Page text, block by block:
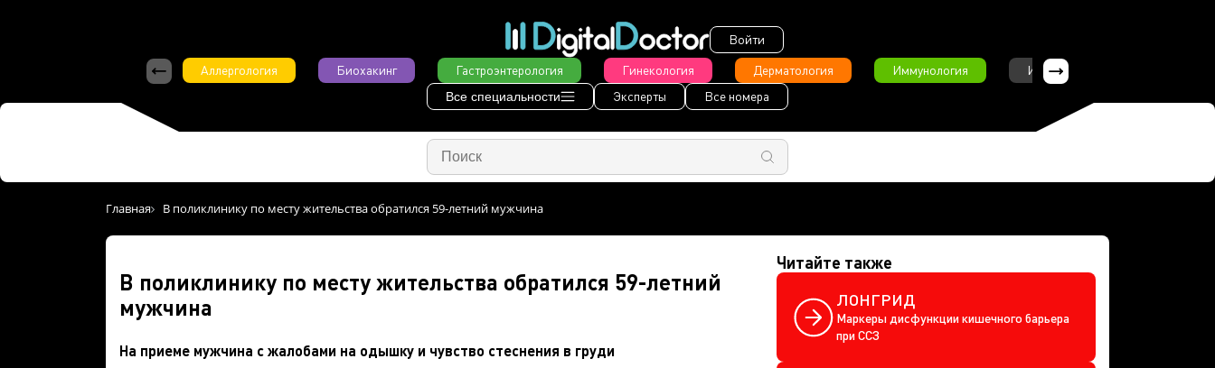
Войти
Аллергология
Биохакинг Гастроэнтерология Гинекология Дерматология Иммунология Интервью
Все специальности Эксперты Все номера
Главная В поликлинику по месту жительства обратился 59-летний мужчина
В поликлинику по месту жительства обратился 59-летний
мужчина
На приеме мужчина с жалобами на одышку и чувство стеснения в груди
Читайте также
ЛОНГРИД
Маркеры дисфункции кишечного барьера
при ССЗ